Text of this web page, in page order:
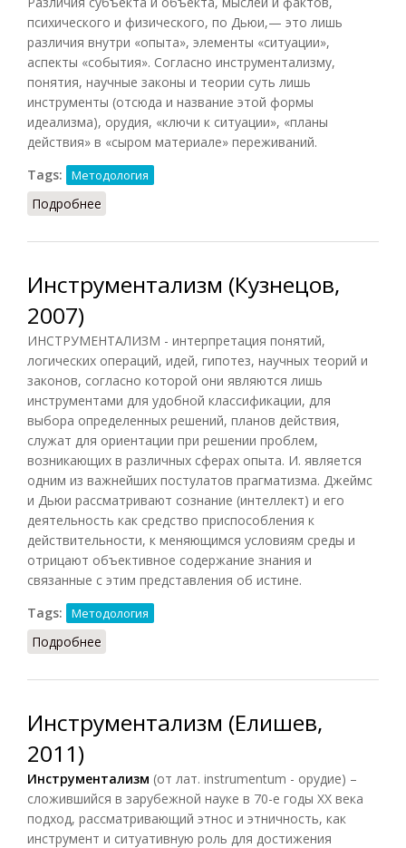
психического и физического, по Дьюи,— это лишь
различия внутри «опыта», элементы «ситуации»,
аспекты «события». Согласно инструментализму,
понятия, научные законы и теории суть лишь
инструменты (отсюда и название этой формы
идеализма), орудия, «ключи к ситуации», «планы
действия» в «сыром материале» переживаний.
Tags:
Методология
Подробнее
Инструментализм (Кузнецов,
2007)
ИНСТРУМЕНТАЛИЗМ - интерпретация понятий,
логических операций, идей, гипотез, научных теорий и
законов, согласно которой они являются лишь
инструментами для удобной классификации, для
выбора определенных решений, планов действия,
служат для ориентации при решении проблем,
возникающих в различных сферах опыта. И. является
одним из важнейших постулатов прагматизма. Джеймс
и Дьюи рассматривают сознание (интеллект) и его
деятельность как средство приспособления к
действительности, к меняющимся условиям среды и
отрицают объективное содержание знания и
связанные с этим представления об истине.
Tags:
Методология
Подробнее
Инструментализм (Елишев,
2011)
Инструментализм (от лат. instrumentum - орудие) –
сложившийся в зарубежной науке в 70-е годы XX века
подход, рассматривающий этнос и этничность, как
инструмент и ситуативную роль для достижения